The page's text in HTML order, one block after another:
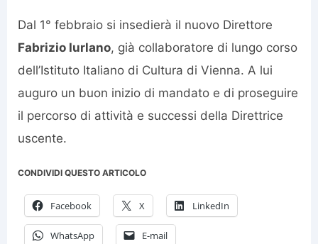
Dal 1° febbraio si insedierà il nuovo Direttore
Fabrizio Iurlano, già collaboratore di lungo corso
dell’Istituto Italiano di Cultura di Vienna. A lui
auguro un buon inizio di mandato e di proseguire
il percorso di attività e successi della Direttrice
uscente.
CONDIVIDI QUESTO ARTICOLO
Facebook X LinkedIn
WhatsApp E-mail